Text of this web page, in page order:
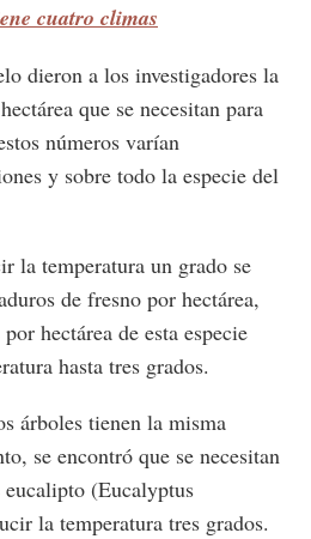
cuatro climas
dieron a los investigadores la
que se necesitan para
números varían
y sobre todo la especie del
la temperatura un grado se
de fresno por hectárea,
hectárea de esta especie
hasta tres grados.
árboles tienen la misma
se encontró que se necesitan
eucalipto (Eucalyptus
la temperatura tres grados.